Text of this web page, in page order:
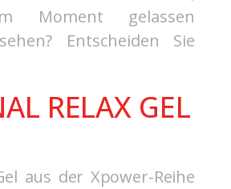
Moment gelassen
Entscheiden Sie
RELAX GEL
aus der Xpower-Reihe